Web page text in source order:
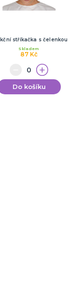
stříkačka s čelenkou
87 Kč
Skladem
Do košíku